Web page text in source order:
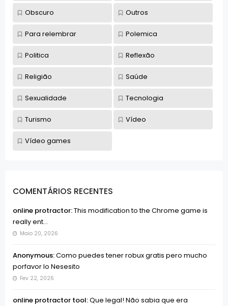
COMENTÁRIOS RECENTES
online protractor:This modification to the Chrome game is
really ent...
Maio 20, 2026
Anonymous:Como puedes tener robux gratis pero mucho
porfavor lo Nesesito
Fev 22, 2026
online protractor tool:Que legal! Não sabia que era
Obscuro Outros
Para relembrar Polemica
Politica Reflexão
Religião Saúde
Sexualidade Tecnologia
Turismo Vídeo
Vídeo games